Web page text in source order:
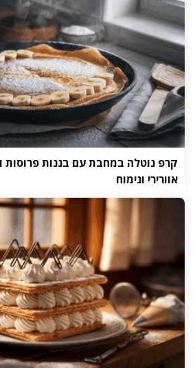
קרפ נוטלה במחבת עם בננות פרוסות
אוורירי ונימוח